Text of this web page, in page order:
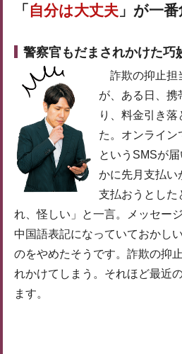
「 自分は大丈夫 」が一
警察官もだまされかけた巧
詐欺の抑止担
が、ある日、携
り、料金引き
た。オンライン
というSMSが
かに先月支払い
支払おうとした
れ、怪しい」と一言。メッセー
中国語表記になっていておかし
のをやめたそうです。詐欺の抑
れかけてしまう。それほど最近
ます。